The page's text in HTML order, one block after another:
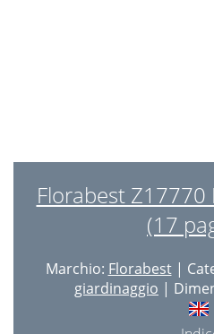
Version: 10 / 2010
Montage
Reinigung und Pﬂege
Florabest
(17
Marchio: Florabest|
giardinaggio |